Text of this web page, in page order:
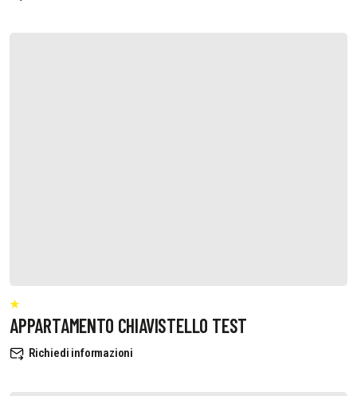
APPARTAMENTO CHIAVISTELLO TEST
Richiedi informazioni